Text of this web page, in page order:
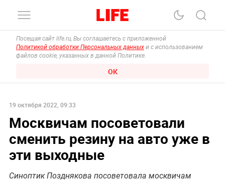
Посещая сайт life.ru, Вы соглашаетесь с приложенной
Политикой обработки Персональных данных и с использованием
файлов cookie, указанных в данной Политике.
ОК
19 октября 2022, 09:33
Москвичам посоветовали
сменить резину на авто уже в
эти выходные
Синоптик Позднякова посоветовала москвичам